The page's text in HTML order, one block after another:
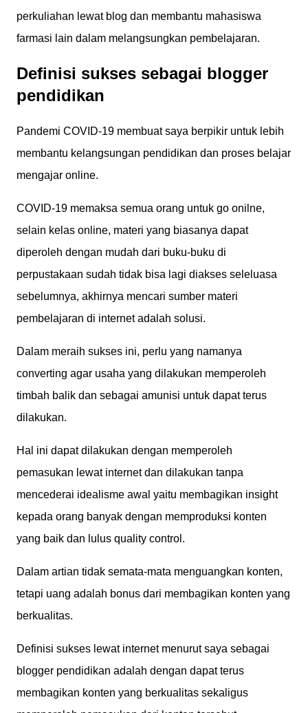
perkuliahan lewat blog dan membantu mahasiswa
farmasi lain dalam melangsungkan pembelajaran.
Definisi sukses sebagai blogger
pendidikan
Pandemi COVID-19 membuat saya berpikir untuk lebih
membantu kelangsungan pendidikan dan proses belajar
mengajar online.
COVID-19 memaksa semua orang untuk go onilne,
selain kelas online, materi yang biasanya dapat
diperoleh dengan mudah dari buku-buku di
perpustakaan sudah tidak bisa lagi diakses seleluasa
sebelumnya, akhirnya mencari sumber materi
pembelajaran di internet adalah solusi.
Dalam meraih sukses ini, perlu yang namanya
converting agar usaha yang dilakukan memperoleh
timbah balik dan sebagai amunisi untuk dapat terus
dilakukan.
Hal ini dapat dilakukan dengan memperoleh
pemasukan lewat internet dan dilakukan tanpa
mencederai idealisme awal yaitu membagikan insight
kepada orang banyak dengan memproduksi konten
yang baik dan lulus quality control.
Dalam artian tidak semata-mata menguangkan konten,
tetapi uang adalah bonus dari membagikan konten yang
berkualitas.
Definisi sukses lewat internet menurut saya sebagai
blogger pendidikan adalah dengan dapat terus
membagikan konten yang berkualitas sekaligus